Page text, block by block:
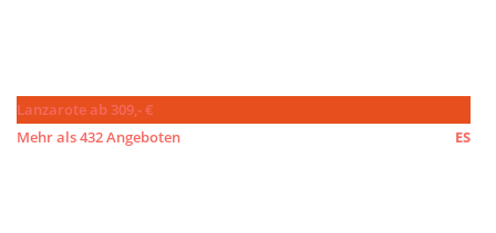
Lanzarote ab 309,- €
ES
Mehr als 432 Angeboten